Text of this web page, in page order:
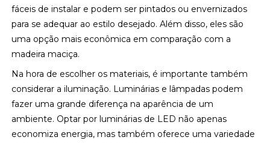
fáceis de instalar e podem ser pintados ou envernizados
para se adequar ao estilo desejado. Além disso, eles são
uma opção mais econômica em comparação com a
madeira maciça.
Na hora de escolher os materiais, é importante também
considerar a iluminação. Luminárias e lâmpadas podem
fazer uma grande diferença na aparência de um
ambiente. Optar por luminárias de LED não apenas
economiza energia, mas também oferece uma variedade